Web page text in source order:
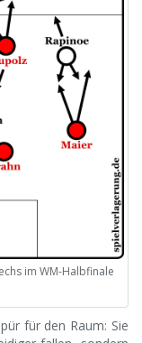
im WM-Halbfinale
für den Raum: Sie